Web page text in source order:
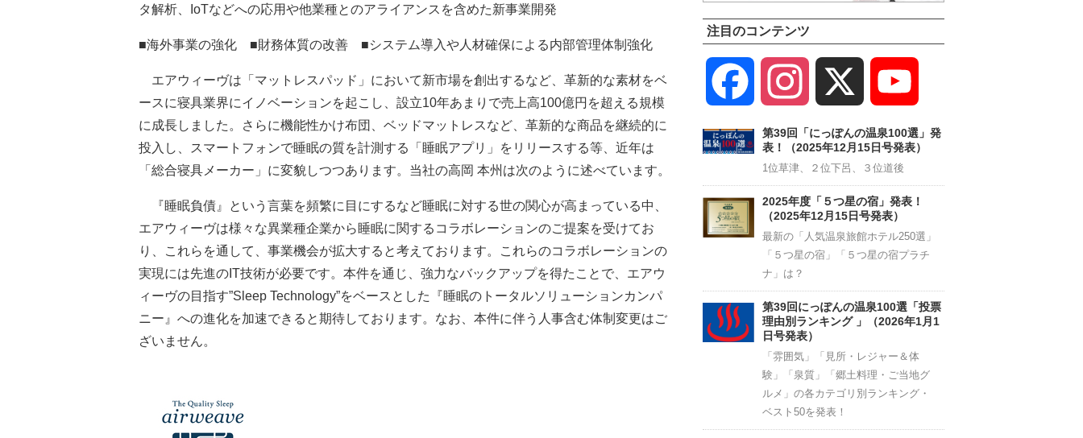
タ解析、IoTなどへの応用や他業種とのアライアンスを含めた新事業開発
■海外事業の強化 ■財務体質の改善 ■システム導入や人材確保による内部管理体制強化
エアウィーヴは「マットレスパッド」において新市場を創出するなど、革新的な素材をベ
ースに寝具業界にイノベーションを起こし、設立10年あまりで売上高100億円を超える規模
に成長しました。さらに機能性かけ布団、ベッドマットレスなど、革新的な商品を継続的に
投入し、スマートフォンで睡眠の質を計測する「睡眠アプリ」をリリースする等、近年は
「総合寝具メーカー」に変貌しつつあります。当社の高岡 本州は次のように述べています。
『睡眠負債』という言葉を頻繁に目にするなど睡眠に対する世の関心が高まっている中、
エアウィーヴは様々な異業種企業から睡眠に関するコラボレーションのご提案を受けてお
り、これらを通して、事業機会が拡大すると考えております。これらのコラボレーションの
実現には先進のIT技術が必要です。本件を通じ、強力なバックアップを得たことで、エアウ
ィーヴの目指す”Sleep Technology”をベースとした『睡眠のトータルソリューションカンパ
ニー』への進化を加速できると期待しております。なお、本件に伴う人事含む体制変更はご
ざいません。
注目のコンテンツ
Facebook Instagram
Channel
第39回「にっぽんの温泉100選」発
表！（2025年12月15日号発表）
1位草津、２位下呂、３位道後
2025年度「５つ星の宿」発表！
（2025年12月15日号発表）
最新の「人気温泉旅館ホテル250選」
「５つ星の宿」「５つ星の宿プラチ
ナ」は？
第39回にっぽんの温泉100選「投票
理由別ランキング 」（2026年1月1
日号発表）
「雰囲気」「見所・レジャー＆体
験」「泉質」「郷土料理・ご当地グ
ルメ」の各カテゴリ別ランキング・
ベスト50を発表！